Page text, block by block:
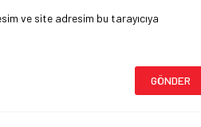
ve site adresim bu tarayıcıya